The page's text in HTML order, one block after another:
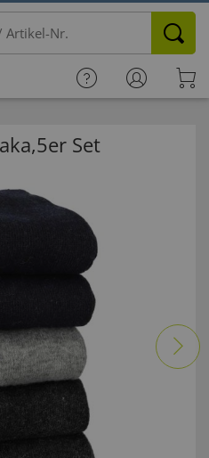
Set